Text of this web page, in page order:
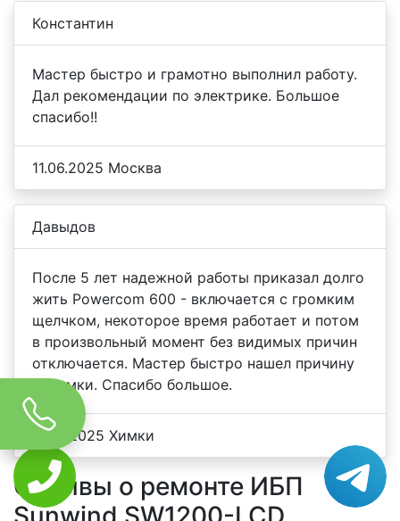
Константин
Мастер быстро и грамотно выполнил работу.
Дал рекомендации по электрике. Большое
спасибо!!
11.06.2025 Москва
Давыдов
После 5 лет надежной работы приказал долго
жить Powercom 600 - включается с громким
щелчком, некоторое время работает и потом
в произвольный момент без видимых причин
отключается. Мастер быстро нашел причину
поломки. Спасибо большое.
16.07.2025 Химки
Отзывы о ремонте ИБП